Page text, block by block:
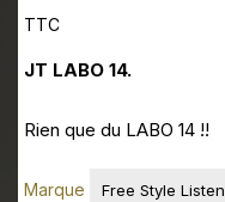
TTC
JT LABO 14.
Rien que du LABO 14 !!
Marque Free Style Listen